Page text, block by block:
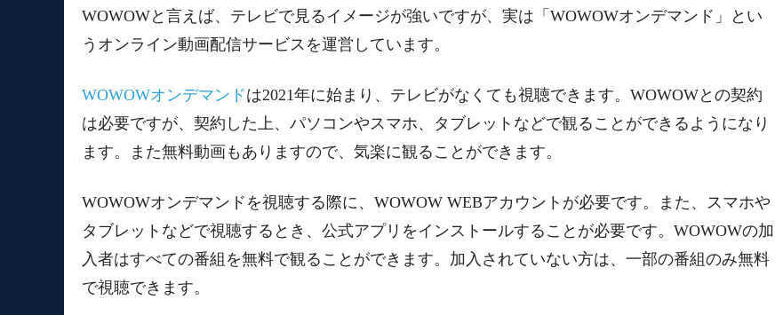
WOWOWと言えば、テレビで見るイメージが強いですが、実は「WOWOWオンデマンド」とい
うオンライン動画配信サービスを運営しています。
WOWOWオンデマンドは2021年に始まり、テレビがなくても視聴できます。WOWOWとの契約
は必要ですが、契約した上、パソコンやスマホ、タブレットなどで観ることができるようになり
ます。また無料動画もありますので、気楽に観ることができます。
WOWOWオンデマンドを視聴する際に、WOWOW WEBアカウントが必要です。また、スマホや
タブレットなどで視聴するとき、公式アプリをインストールすることが必要です。WOWOWの加
入者はすべての番組を無料で観ることができます。加入されていない方は、一部の番組のみ無料
で視聴できます。